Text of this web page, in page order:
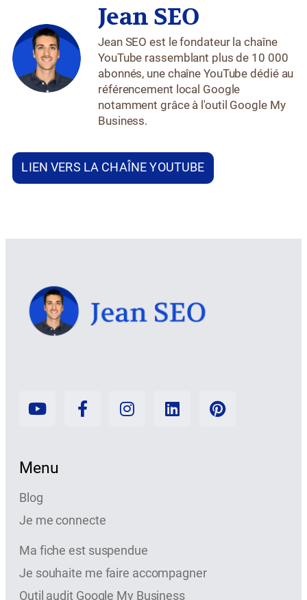
Jean SEO
Jean SEO est le fondateur la chaîne
YouTube rassemblant plus de 10 000
abonnés, une chaîne YouTube dédié au
référencement local Google
notamment grâce à l'outil Google My
Business.
LIEN VERS LA CHAÎNE YOUTUBE
Menu
Blog
Je me connecte
Ma fiche est suspendue
Je souhaite me faire accompagner
Outil audit Google My Business